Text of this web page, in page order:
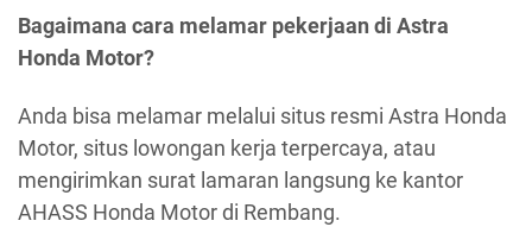
Bagaimana cara melamar pekerjaan di Astra
Honda Motor?
Anda bisa melamar melalui situs resmi Astra Honda
Motor, situs lowongan kerja terpercaya, atau
mengirimkan surat lamaran langsung ke kantor
AHASS Honda Motor di Rembang.